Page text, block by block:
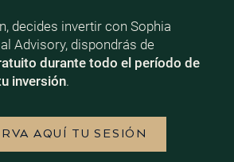
decides invertir con Sophia
Advisory, dispondrás de
durante todo el período de
inversión.
AQUÍ TU SESIÓN